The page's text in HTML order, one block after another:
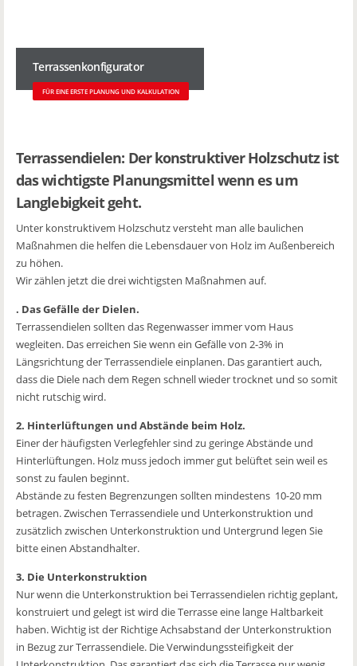
Terrassenkonfigurator
FÜR EINE ERSTE PLANUNG UND KALKULATION
Terrassendielen: Der konstruktiver Holzschutz ist
das wichtigste Planungsmittel wenn es um
Langlebigkeit geht.
Unter konstruktivem Holzschutz versteht man alle baulichen
Maßnahmen die helfen die Lebensdauer von Holz im Außenbereich
zu höhen.
Wir zählen jetzt die drei wichtigsten Maßnahmen auf.
. Das Gefälle der Dielen.
Terrassendielen sollten das Regenwasser immer vom Haus
wegleiten. Das erreichen Sie wenn ein Gefälle von 2-3% in
Längsrichtung der Terrassendiele einplanen. Das garantiert auch,
dass die Diele nach dem Regen schnell wieder trocknet und so somit
nicht rutschig wird.
2. Hinterlüftungen und Abstände beim Holz.
Einer der häufigsten Verlegfehler sind zu geringe Abstände und
Hinterlüftungen. Holz muss jedoch immer gut belüftet sein weil es
sonst zu faulen beginnt.
Abstände zu festen Begrenzungen sollten mindestens 10-20 mm
betragen. Zwischen Terrassendiele und Unterkonstruktion und
zusätzlich zwischen Unterkonstruktion und Untergrund legen Sie
bitte einen Abstandhalter.
3. Die Unterkonstruktion
Nur wenn die Unterkonstruktion bei Terrassendielen richtig geplant,
konstruiert und gelegt ist wird die Terrasse eine lange Haltbarkeit
haben. Wichtig ist der Richtige Achsabstand der Unterkonstruktion
in Bezug zur Terrassendiele. Die Verwindungssteifigkeit der